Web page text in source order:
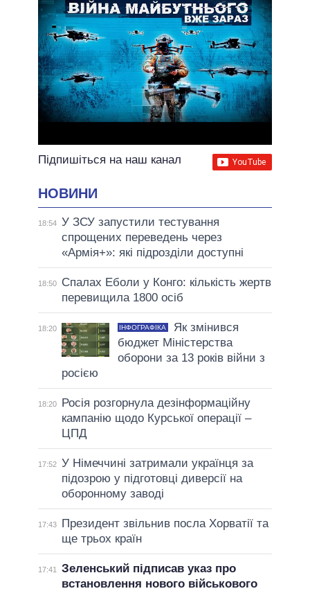
Підпишіться на наш канал
НОВИНИ
18:54 У ЗСУ запустили тестування
спрощених переведень через
«Армія+»: які підрозділи доступні
18:50
Спалах Еболи у Конго: кількість жертв
перевищила 1800 осіб
18:20 ІНФОГРАФІКА
Як змінився
бюджет Міністерства
оборони за 13 років війни з
росією
18:20
Росія розгорнула дезінформаційну
кампанію щодо Курської операції –
ЦПД
17:52 У Німеччині затримали українця за
підозрою у підготовці диверсії на
оборонному заводі
17:43
Президент звільнив посла Хорватії та
ще трьох країн
17:41
Зеленський підписав указ про
встановлення нового військового